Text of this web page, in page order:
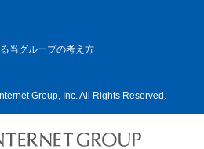
当グループの考え方
Group, Inc. All Rights Reserved.